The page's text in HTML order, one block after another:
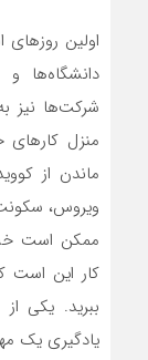
دانشگاه‌ها
شرکت‌ها نیز
منزل کارهای
ویروس،
ممکن است
کار این است
ببرید. یکی از
یادگیری یک